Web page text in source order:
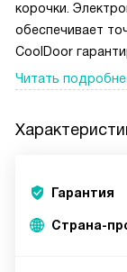
корочки.
обеспечивает
CoolDoor
Читать
Гарантия
Страна-